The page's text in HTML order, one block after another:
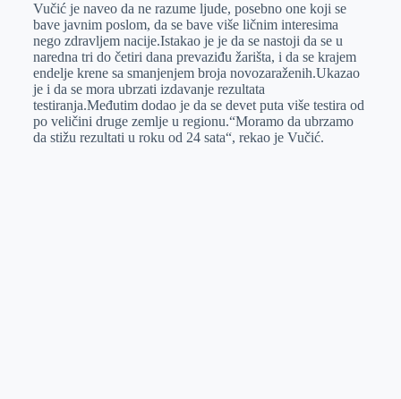
Vučić je naveo da ne razume ljude, posebno one koji se
bave javnim poslom, da se bave više ličnim interesima
nego zdravljem nacije.Istakao je je da se nastoji da se u
naredna tri do četiri dana prevaziđu žarišta, i da se krajem
endelje krene sa smanjenjem broja novozaraženih.Ukazao
je i da se mora ubrzati izdavanje rezultata
testiranja.Međutim dodao je da se devet puta više testira od
po veličini druge zemlje u regionu.“Moramo da ubrzamo
da stižu rezultati u roku od 24 sata“, rekao je Vučić.